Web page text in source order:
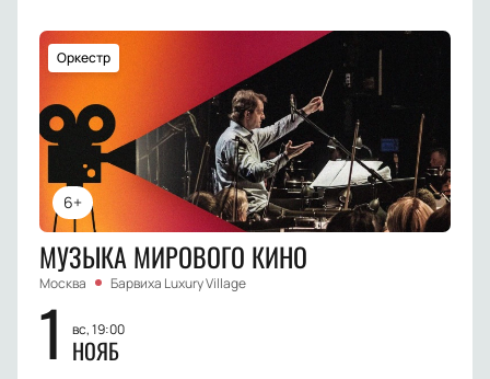
6+
Оркестр
МУЗЫКА МИРОВОГО КИНО
Москва Барвиха Luxury Village
1 вс, 19:00
НОЯБ